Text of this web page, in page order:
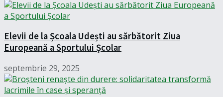
Elevii de la Școala Udești au sărbătorit Ziua
Europeană a Sportului Școlar
septembrie 29, 2025